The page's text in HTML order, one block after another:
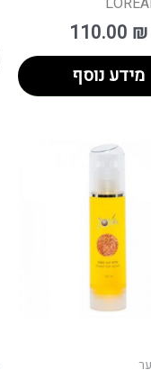
110.00 ₪
מידע נוסף